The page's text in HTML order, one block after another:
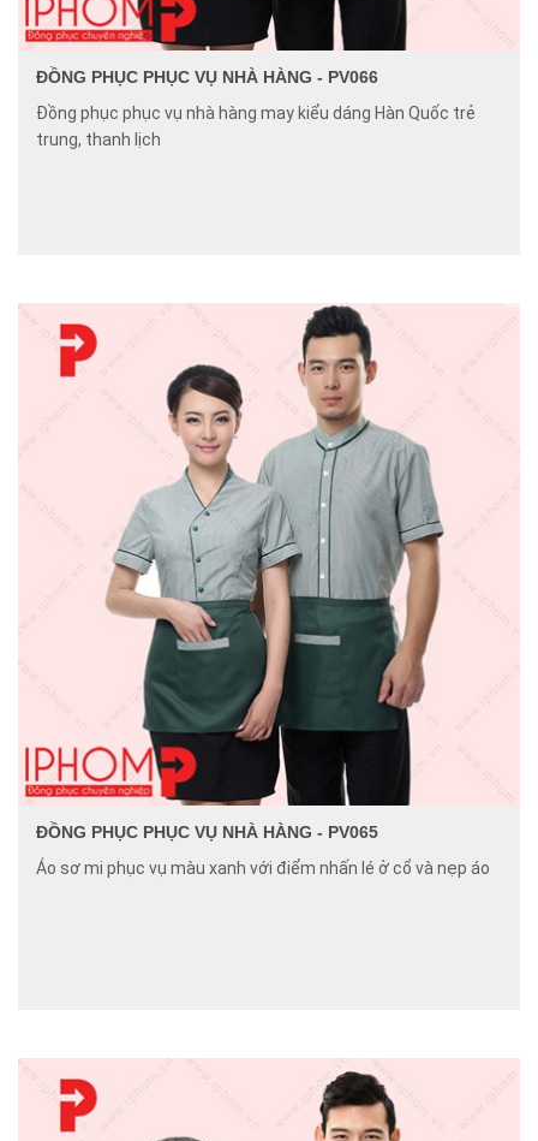
ĐỒNG PHỤC PHỤC VỤ NHÀ HÀNG - PV066
Đồng phục phục vụ nhà hàng may kiểu dáng Hàn Quốc trẻ
trung, thanh lịch
ĐỒNG PHỤC PHỤC VỤ NHÀ HÀNG - PV065
Áo sơ mi phục vụ màu xanh với điểm nhấn lé ở cổ và nẹp áo